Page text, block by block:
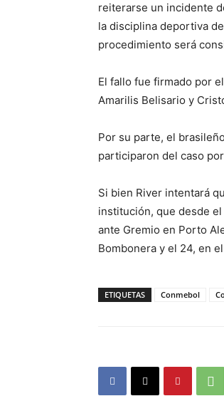
reiterarse un incidente
la disciplina deportiva
procedimiento será
El fallo fue firmado por
Amarilis Belisario y
Por su parte, el
participaron del caso
Si bien River intentará
institución, que desde
ante Gremio en Porto
Bombonera y el 24, en
ETIQUETAS Conmebol